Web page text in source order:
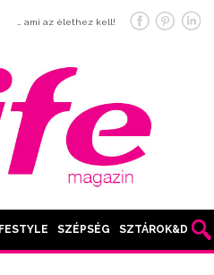
… ami az élethez kell!
SZÉPSÉG SZTÁROK&DIVAT